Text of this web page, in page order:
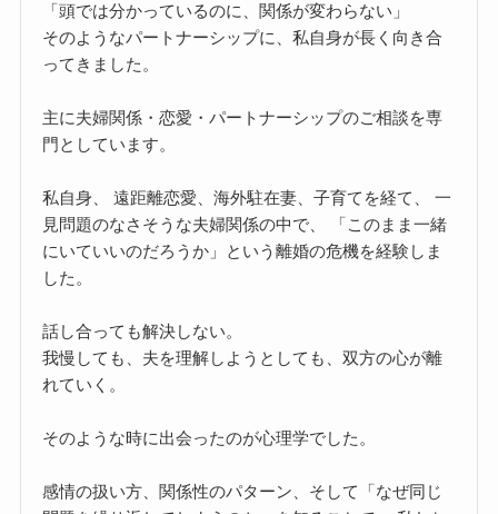
「頭では分かっているのに、関係が変わらない」
そのようなパートナーシップに、私自身が長く向き合
ってきました。
主に夫婦関係・恋愛・パートナーシップのご相談を専
門としています。
私自身、 遠距離恋愛、海外駐在妻、子育てを経て、 一
見問題のなさそうな夫婦関係の中で、 「このまま一緒
にいていいのだろうか」という離婚の危機を経験しま
した。
話し合っても解決しない。
我慢しても、夫を理解しようとしても、双方の心が離
れていく。
そのような時に出会ったのが心理学でした。
感情の扱い方、関係性のパターン、そして「なぜ同じ